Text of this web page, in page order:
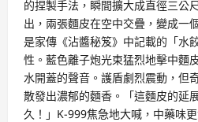
的捏製手法，瞬間擴大成直徑三公
出，兩張麵皮在空中交疊，變成一
是家傳《沾醬秘笈》中記載的「水
性。藍色離子炮光束猛烈地擊中麵
水開蓋的聲音。護盾劇烈震動，但
散發出濃郁的麵香。「這麵皮的延
久！」K-999焦急地大喊，中藥味